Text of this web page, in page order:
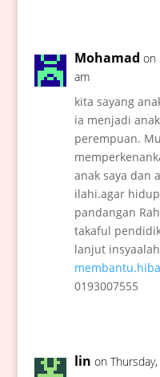
Mohamad on
am
kita sayang
ia menjadi
perempuan.
anak saya dan
ilahi.agar
pandangan
takaful
lanjut
0193007555
lin on